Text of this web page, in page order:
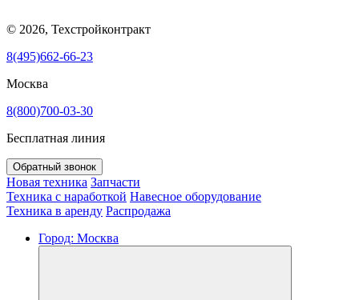
© 2026, Техстройконтракт
8(495)662-66-23
Москва
8(800)700-03-30
Бесплатная линия
Обратный звонок
Новая техника Запчасти
Техника с наработкой Навесное оборудование
Техника в аренду Распродажа
Город: Москва